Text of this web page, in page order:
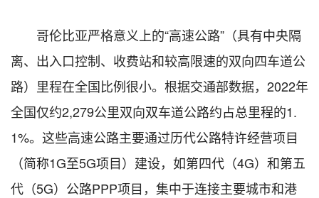
哥伦比亚严格意义上的“高速公路”（具有中央隔
离、出入口控制、收费站和较高限速的双向四车道公
路）里程在全国比例很小。根据交通部数据，2022年
全国仅约2,279公里双向双车道公路约占总里程的1.
1%。这些高速公路主要通过历代公路特许经营项目
（简称1G至5G项目）建设，如第四代（4G）和第五
代（5G）公路PPP项目，集中于连接主要城市和港